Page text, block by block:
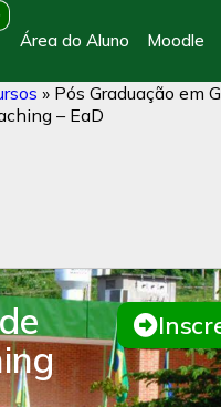
Área do Aluno Moodle
» Pós Graduação em
– EaD